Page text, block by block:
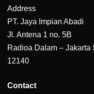
Address
PT. Jaya Impian Abadi
Jl. Antena 1 no. 5B
Radioa Dalam – Jakarta
12140
Contact